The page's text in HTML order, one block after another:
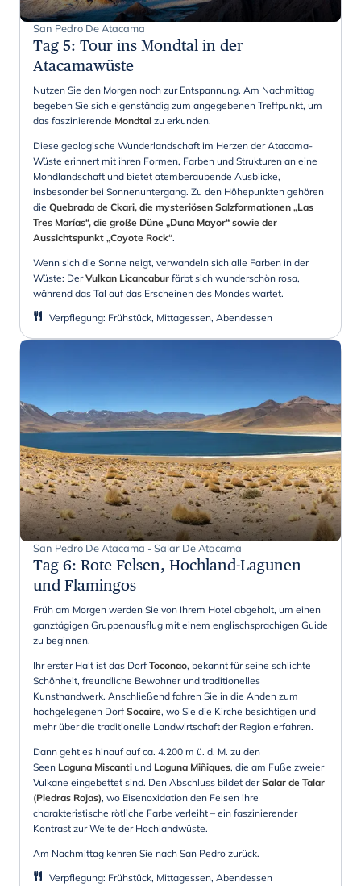
San Pedro De Atacama
Tag 5: Tour ins Mondtal in der
Atacamawüste
Nutzen Sie den Morgen noch zur Entspannung. Am Nachmittag
begeben Sie sich eigenständig zum angegebenen Treffpunkt, um
das faszinierende Mondtal zu erkunden.
Diese geologische Wunderlandschaft im Herzen der Atacama-
Wüste erinnert mit ihren Formen, Farben und Strukturen an eine
Mondlandschaft und bietet atemberaubende Ausblicke,
insbesonder bei Sonnenuntergang. Zu den Höhepunkten gehören
die Quebrada de Ckari, die mysteriösen Salzformationen „Las
Tres Marías“, die große Düne „Duna Mayor“ sowie der
Aussichtspunkt „Coyote Rock“.
Wenn sich die Sonne neigt, verwandeln sich alle Farben in der
Wüste: DerVulkan Licancabur färbt sich wunderschön rosa,
während das Tal auf das Erscheinen des Mondes wartet.
Verpflegung: Frühstück, Mittagessen, Abendessen
San Pedro De Atacama - Salar De Atacama
Tag 6: Rote Felsen, Hochland-Lagunen
und Flamingos
Früh am Morgen werden Sie von Ihrem Hotel abgeholt, um einen
ganztägigen Gruppenausflug mit einem englischsprachigen Guide
zu beginnen.
Ihr erster Halt ist das DorfToconao, bekannt für seine schlichte
Schönheit, freundliche Bewohner und traditionelles
Kunsthandwerk. Anschließend fahren Sie in die Anden zum
hochgelegenen DorfSocaire, wo Sie die Kirche besichtigen und
mehr über die traditionelle Landwirtschaft der Region erfahren.
Dann geht es hinauf auf ca. 4.200 m ü. d. M. zu den
Seen Laguna Miscanti und Laguna Miñiques, die am Fuße zweier
Vulkane eingebettet sind. Den Abschluss bildet derSalar de Talar
(Piedras Rojas), wo Eisenoxidation den Felsen ihre
charakteristische rötliche Farbe verleiht – ein faszinierender
Kontrast zur Weite der Hochlandwüste.
Am Nachmittag kehren Sie nach San Pedro zurück.
Verpflegung: Frühstück, Mittagessen, Abendessen